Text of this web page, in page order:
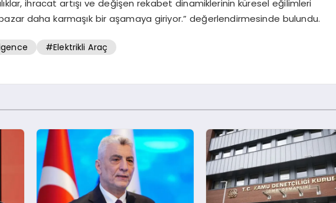
ihracat artışı ve değişen rekabet dinamiklerinin küresel eğilimleri
daha karmaşık bir aşamaya giriyor.” değerlendirmesinde bulundu.
#Elektrikli Araç